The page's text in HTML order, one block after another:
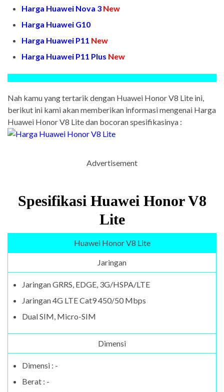
Harga Huawei Nova 3 New
Harga Huawei G10
Harga Huawei P11 New
Harga Huawei P11 Plus New
Nah kamu yang tertarik dengan Huawei Honor V8 Lite ini,
berikut ini kami akan memberikan informasi mengenai Harga
Huawei Honor V8 Lite dan bocoran spesifikasinya :
Advertisement
Spesifikasi Huawei Honor V8
Lite
Huawei Honor V8 Lite
Jaringan
Jaringan GRRS, EDGE, 3G/HSPA/LTE
Jaringan 4G LTE Cat9 450/50 Mbps
Dual SIM, Micro-SIM
Dimensi
Dimensi : -
Berat : -